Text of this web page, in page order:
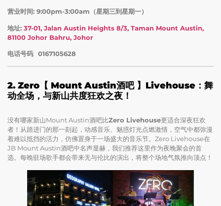
营业时间: 9:00pm-3:00am（星期三到星期一）
地址: 37-01, Jalan Austin Heights 8/3, Taman Mount Austin,
81100 Johor Bahru, Johor
电话号码: 0167105628
2. Zero【 Mount Austin酒吧 】Livehouse：舞
动全场，与新山共度狂欢之夜！
没有哪家新山Mount Austin酒吧比Zero Livehouse更适合深夜狂欢
者！从踏进门的那一刻起，动感音乐、魅惑灯光点燃激情，空气中都弥漫
着难以抵挡的活力，仿佛置身于一场盛大的音乐节。Zero Livehouse在
JB Mount Austin酒吧中名声显赫，我们推荐这里作为夜晚聚会的首
选。每晚驻场歌手都会带来无与伦比的演出，将整个场地气氛推向顶点！